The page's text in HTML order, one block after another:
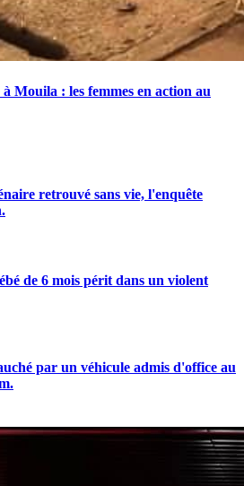
Mouila : les femmes en action au
retrouvé sans vie, l'enquête
de 6 mois périt dans un violent
par un véhicule admis d'office au